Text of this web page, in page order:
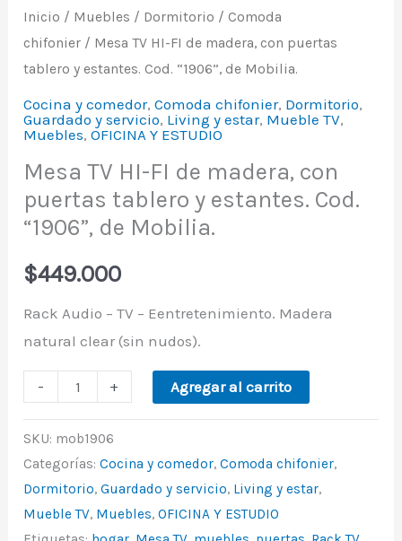
Inicio / Muebles / Dormitorio /Comoda
chifonier / Mesa TV HI-FI de madera, con puertas
tablero y estantes. Cod. “1906”, de Mobilia.
Cocina y comedor,Comoda chifonier, Dormitorio,
Guardado y servicio, Living y estar, Mueble TV,
Muebles,OFICINA Y ESTUDIO
Mesa TV HI-FI de madera, con
puertas tablero y estantes. Cod.
“1906”, de Mobilia.
$449.000
Rack Audio – TV – Eentretenimiento. Madera
natural clear (sin nudos).
- + Agregar al carrito
SKU: mob1906
Categorías:Cocina y comedor,Comoda chifonier,
Dormitorio,Guardado y servicio, Living y estar,
Mueble TV, Muebles,OFICINA Y ESTUDIO